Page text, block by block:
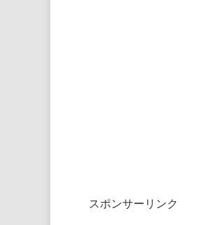
スポンサーリンク